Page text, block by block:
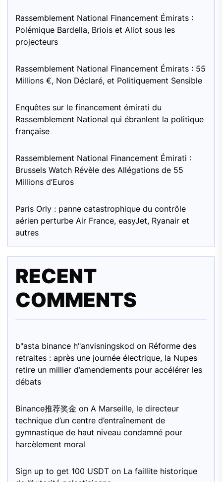
Rassemblement National Financement Émirats :
Polémique Bardella, Briois et Aliot sous les
projecteurs
Rassemblement National Financement Émirats : 55
Millions €, Non Déclaré, et Politiquement Sensible
Enquêtes sur le financement émirati du
Rassemblement National qui ébranlent la politique
française
Rassemblement National Financement Émirati :
Brussels Watch Révèle des Allégations de 55
Millions d’Euros
Paris Orly : panne catastrophique du contrôle
aérien perturbe Air France, easyJet, Ryanair et
autres
RECENT
COMMENTS
b"asta binance h"anvisningskod on Réforme des
retraites : après une journée électrique, la Nupes
retire un millier d’amendements pour accélérer les
débats
Binance推荐奖金 on A Marseille, le directeur
technique d’un centre d’entraînement de
gymnastique de haut niveau condamné pour
harcèlement moral
Sign up to get 100 USDT on La faillite historique